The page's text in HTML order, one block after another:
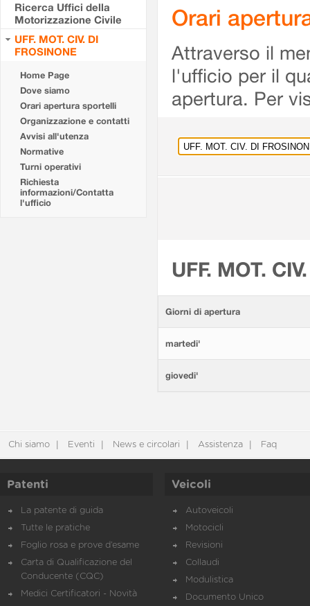
Ricerca Uffici della
Motorizzazione Civile
UFF. MOT. CIV. DI
FROSINONE
Home Page
Dove siamo
Orari apertura sportelli
Organizzazione e contatti
Avvisi all'utenza
Normative
Turni operativi
Richiesta
informazioni/Contatta
l'ufficio
Orari
Attraverso il
l'ufficio per il
apertura. Per
UFF. MOT.
Giorni di apertura
martedi'
giovedi'
Chi siamo Eventi News e circolari Assistenza Faq
Patenti
La patente di guida
Tutte le pratiche
Foglio rosa e prove d’esame
Carta di Qualificazione del
Conducente (CQC)
Medici Certificatori - Novità
Veicoli
Autoveicoli
Motocicli
Revisioni
Collaudi
Modulistica
Documento Unico